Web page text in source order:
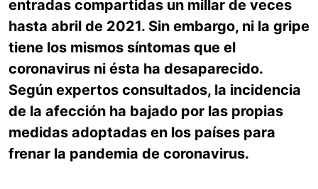
entradas compartidas un millar de veces
hasta abril de 2021. Sin embargo, ni la gripe
tiene los mismos síntomas que el
coronavirus ni ésta ha desaparecido.
Según expertos consultados, la incidencia
de la afección ha bajado por las propias
medidas adoptadas en los países para
frenar la pandemia de coronavirus.